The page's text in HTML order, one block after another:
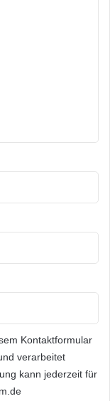
Kontaktformular
verarbeitet
kann jederzeit für